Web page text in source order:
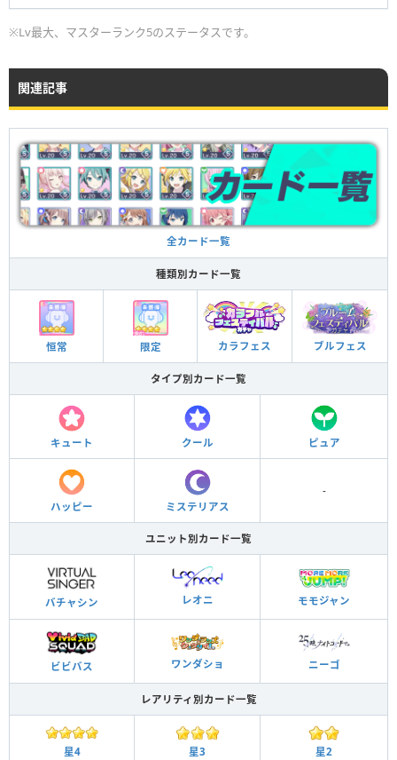
※Lv最大、マスターランク5のステータスです。
関連記事
全カード一覧
種類別カード一覧
恒常 限定 カラフェス ブルフェス
タイプ別カード一覧
キュート クール ピュア
ハッピー ミステリアス
-
ユニット別カード一覧
バチャシン レオニ モモジャン
ビビバス ワンダショ ニーゴ
レアリティ別カード一覧
星4 星3 星2